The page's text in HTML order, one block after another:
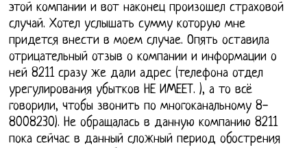
этой компании и вот наконец произошел страховой
случай. Хотел услышать сумму которую мне
придется внести в моем случае. Опять оставила
отрицательный отзыв о компании и информации о
ней 8211 сразу же дали адрес (телефона отдел
урегулирования убытков НЕ ИМЕЕТ. ), а то всё
говорили, чтобы звонить по многоканальному 8-
8008230). Не обращалась в данную компанию 8211
пока сейчас в данный сложный период обострения